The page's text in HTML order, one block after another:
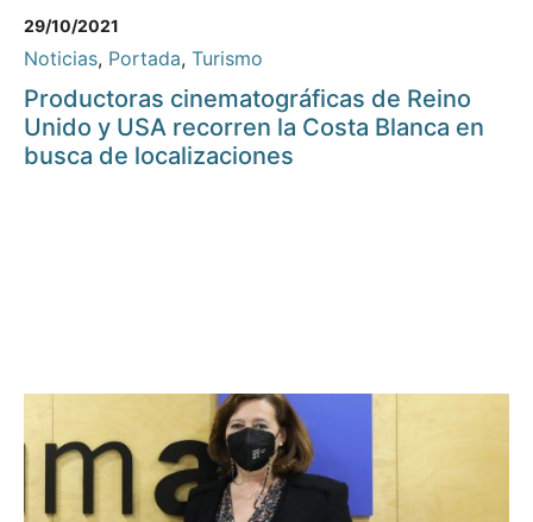
29/10/2021
Noticias, Portada, Turismo
Productoras cinematográficas de Reino
Unido y USA recorren la Costa Blanca en
busca de localizaciones